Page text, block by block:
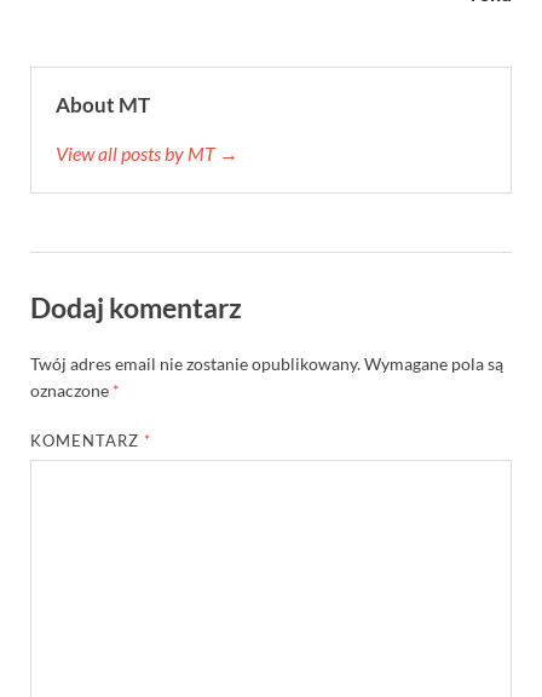
About MT
View all posts by MT →
Dodaj komentarz
Twój adres email nie zostanie opublikowany.Wymagane pola są
oznaczone *
KOMENTARZ *